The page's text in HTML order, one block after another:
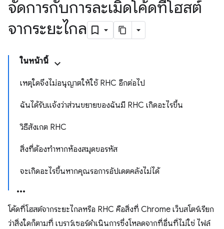
จัดการกับการละเมิดโค้ดที่โฮสต์
จากระยะไกล
ในหน้านี้
เหตุใดจึงไม่อนุญาตให้ใช้ RHC อีกต่อไป
ฉันได้รับแจ้งว่าส่วนขยายของฉันมี RHC เกิดอะไรขึ้น
วิธีสังเกต RHC
สิ่งที่ต้องทำหากห้องสมุดขอรหัส
จะเกิดอะไรขึ้นหากคุณรอการอัปเดตคลังไม่ได้
โค้ดที่โฮสต์จากระยะไกลหรือ RHC คือสิ่งที่ Chrome เว็บสโตร์เรียก
ว่าสิ่งใดก็ตามที่ เบราว์เซอร์ดำเนินการซึ่งโหลดจากที่อื่นที่ไม่ใช่ ไฟล์